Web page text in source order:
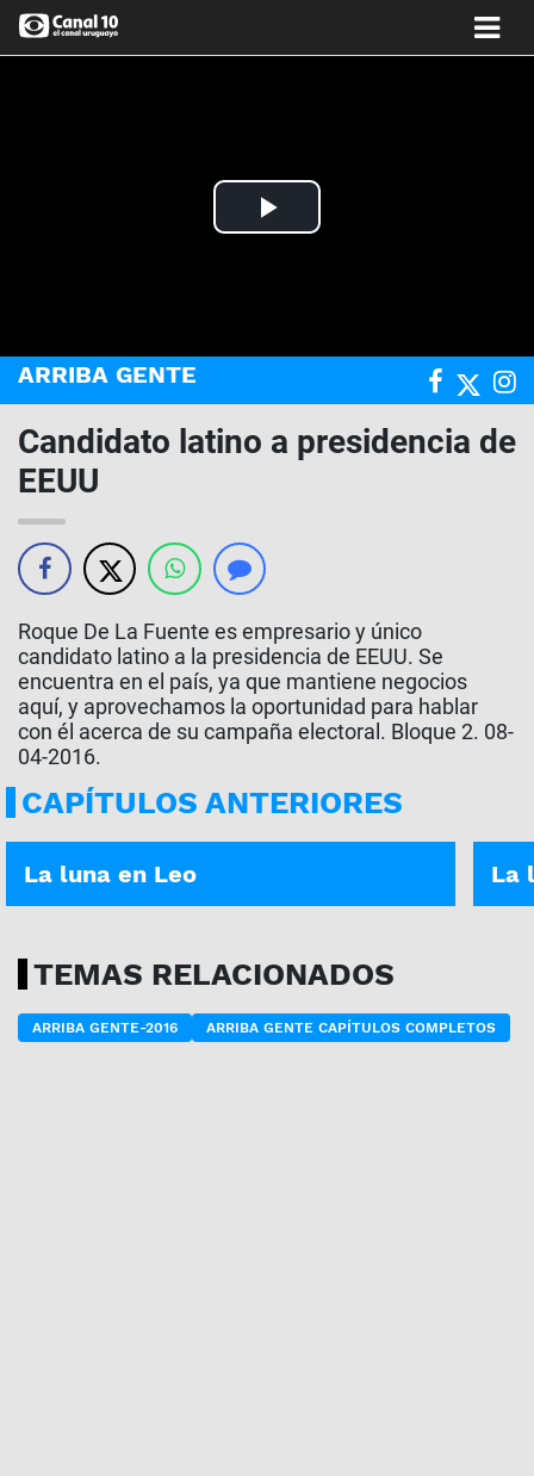
Play
ARRIBA GENTE
Candidato latino a presidencia de
EEUU
Roque De La Fuente es empresario y único
candidato latino a la presidencia de EEUU. Se
encuentra en el país, ya que mantiene negocios
aquí, y aprovechamos la oportunidad para hablar
con él acerca de su campaña electoral. Bloque 2. 08-
04-2016.
CAPÍTULOS ANTERIORES
ASÍ ES TU DÍA | 05-01-2026
La luna en Leo La
TEMAS RELACIONADOS
ARRIBA GENTE-2016 ARRIBA GENTE CAPÍTULOS COMPLETOS